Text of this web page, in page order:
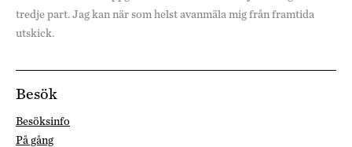
tredje part. Jag kan när som helst avanmäla mig från framtida
utskick.
Besök
Besöksinfo
På gång